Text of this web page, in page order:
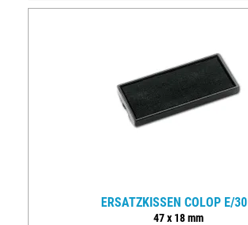
ERSATZKISSEN COLOP E/30
47x 18mm